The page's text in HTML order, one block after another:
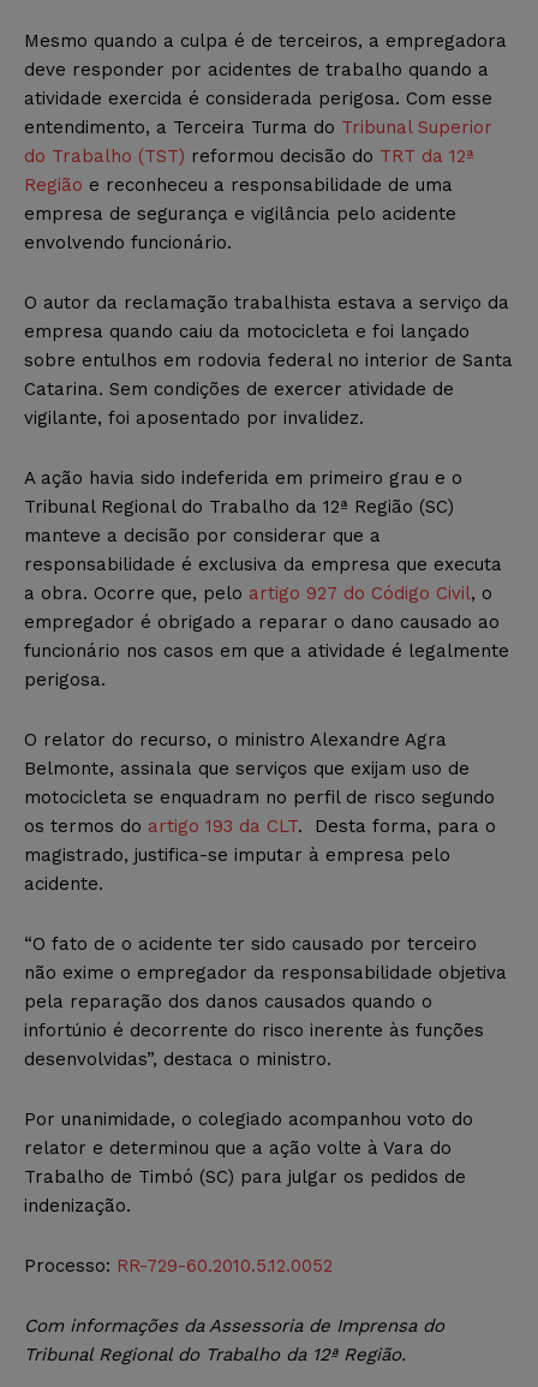
Mesmo quando a culpa é de terceiros, a empregadora
deve responder por acidentes de trabalho quando a
atividade exercida é considerada perigosa. Com esse
entendimento, a Terceira Turma do Tribunal Superior
do Trabalho (TST) reformou decisão do TRT da 12ª
Região e reconheceu a responsabilidade de uma
empresa de segurança e vigilância pelo acidente
envolvendo funcionário.
O autor da reclamação trabalhista estava a serviço da
empresa quando caiu da motocicleta e foi lançado
sobre entulhos em rodovia federal no interior de Santa
Catarina. Sem condições de exercer atividade de
vigilante, foi aposentado por invalidez.
A ação havia sido indeferida em primeiro grau e o
Tribunal Regional do Trabalho da 12ª Região (SC)
manteve a decisão por considerar que a
responsabilidade é exclusiva da empresa que executa
a obra. Ocorre que, pelo artigo 927 do Código Civil, o
empregador é obrigado a reparar o dano causado ao
funcionário nos casos em que a atividade é legalmente
perigosa.
O relator do recurso, o ministro Alexandre Agra
Belmonte, assinala que serviços que exijam uso de
motocicleta se enquadram no perfil de risco segundo
os termos do artigo 193 da CLT. Desta forma, para o
magistrado, justifica-se imputar à empresa pelo
acidente.
“O fato de o acidente ter sido causado por terceiro
não exime o empregador da responsabilidade objetiva
pela reparação dos danos causados quando o
infortúnio é decorrente do risco inerente às funções
desenvolvidas”, destaca o ministro.
Por unanimidade, o colegiado acompanhou voto do
relator e determinou que a ação volte à Vara do
Trabalho de Timbó (SC) para julgar os pedidos de
indenização.
Processo: RR-729-60.2010.5.12.0052
Com informações da Assessoria de Imprensa do
Tribunal Regional do Trabalho da 12ª Região.